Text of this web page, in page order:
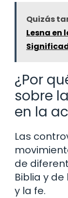
Quizás
Lesna en
¿Por
sobre
en la
Las
de
Biblia y
y la fe.